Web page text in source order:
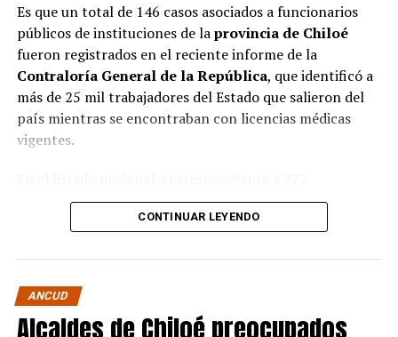
Es que un total de 146 casos asociados a funcionarios
públicos de instituciones de laprovincia de Chiloé
fueron registrados en el reciente informe de la
Contraloría General de la República, que identificó a
más de 25 mil trabajadores del Estado que salieron del
país mientras se encontraban con licencias médicas
vigentes.
organismos públicos, figuran varias entidades del
Municipalidad de Castro
dentro de la provincia. Le siguen laCorporación
Municipal de Quellón
Municipal de Curaco de Vélez
Salud Chiloé , con 11 . También figuran la
CONTINUAR LEYENDO
ANCUD
Alcaldes de Chiloé preocupados